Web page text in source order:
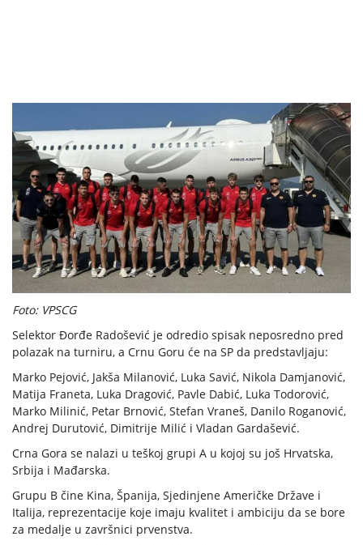
Foto: VPSCG
Selektor Đorđe Radošević je odredio spisak neposredno pred
polazak na turniru, a Crnu Goru će na SP da predstavljaju:
Marko Pejović, Jakša Milanović, Luka Savić, Nikola Damjanović,
Matija Franeta, Luka Dragović, Pavle Dabić, Luka Todorović,
Marko Milinić, Petar Brnović, Stefan Vraneš, Danilo Roganović,
Andrej Durutović, Dimitrije Milić i Vladan Gardašević.
Crna Gora se nalazi u teškoj grupi A u kojoj su još Hrvatska,
Srbija i Mađarska.
Grupu B čine Kina, Španija, Sjedinjene Američke Države i
Italija, reprezentacije koje imaju kvalitet i ambiciju da se bore
za medalje u završnici prvenstva.